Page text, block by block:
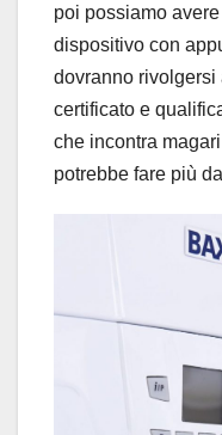
poi possiamo
dispositivo con
dovranno rivolgersi
certificato e
che incontra
potrebbe fare più